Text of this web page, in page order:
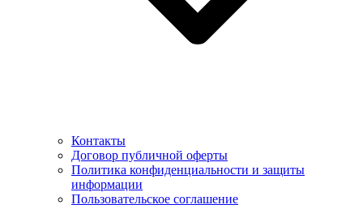
Контакты
Договор публичной оферты
Политика конфиденциальности и защиты
информации
Пользовательское соглашение